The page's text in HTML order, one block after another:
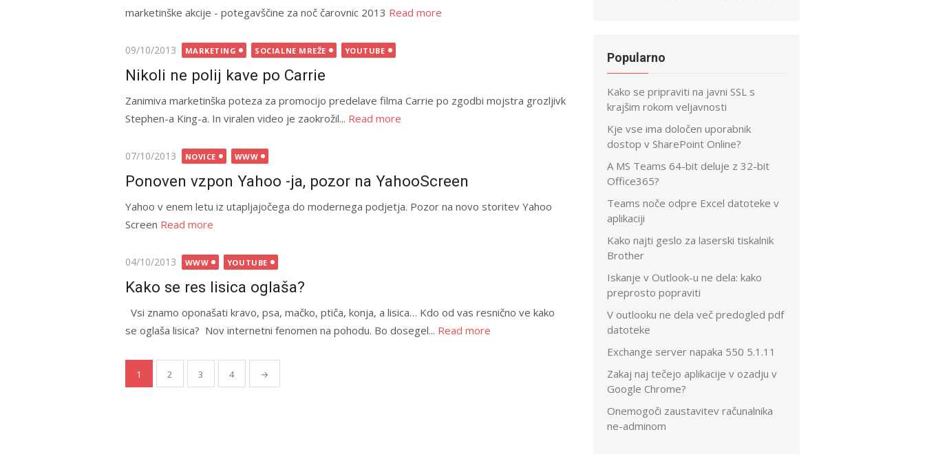
marketinške akcije - potegavščine za noč čarovnic 2013 Read more
Posted
on
09/10/2013 MARKETING SOCIALNE MREŽE YOUTUBE
Nikoli ne polij kave po Carrie
Zanimiva marketinška poteza za promocijo predelave filma Carrie po zgodbi mojstra grozljivk
Stephen-a King-a. In viralen video je zaokrožil... Read more
Posted
on
07/10/2013 NOVICE WWW
Ponoven vzpon Yahoo -ja, pozor na YahooScreen
Yahoo v enem letu iz utapljajočega do modernega podjetja. Pozor na novo storitev Yahoo
Screen Read more
Posted
on
04/10/2013 WWW YOUTUBE
Kako se res lisica oglaša?
Vsi znamo oponašati kravo, psa, mačko, ptiča, konja, a lisica… Kdo od vas resnično ve kako
se oglaša lisica? Nov internetni fenomen na pohodu. Bo dosegel... Read more
Številčenje
1 2 3 4 →
Popularno
Kako se pripraviti na javni SSL s
krajšim rokom veljavnosti
Kje vse ima določen uporabnik
dostop v SharePoint Online?
A MS Teams 64-bit deluje z 32-bit
Office365?
Teams noče odpre Excel datoteke v
aplikaciji
Kako najti geslo za laserski tiskalnik
Brother
Iskanje v Outlook-u ne dela: kako
preprosto popraviti
V outlooku ne dela več predogled pdf
datoteke
Exchange server napaka 550 5.1.11
Zakaj naj tečejo aplikacije v ozadju v
Google Chrome?
Onemogoči zaustavitev računalnika
ne-adminom